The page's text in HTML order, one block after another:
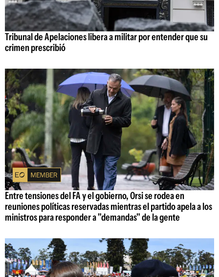
Tribunal de Apelaciones libera a militar por entender que su
crimen prescribió
Entre tensiones del FA y el gobierno, Orsi se rodea en
reuniones políticas reservadas mientras el partido apela a los
ministros para responder a "demandas" de la gente